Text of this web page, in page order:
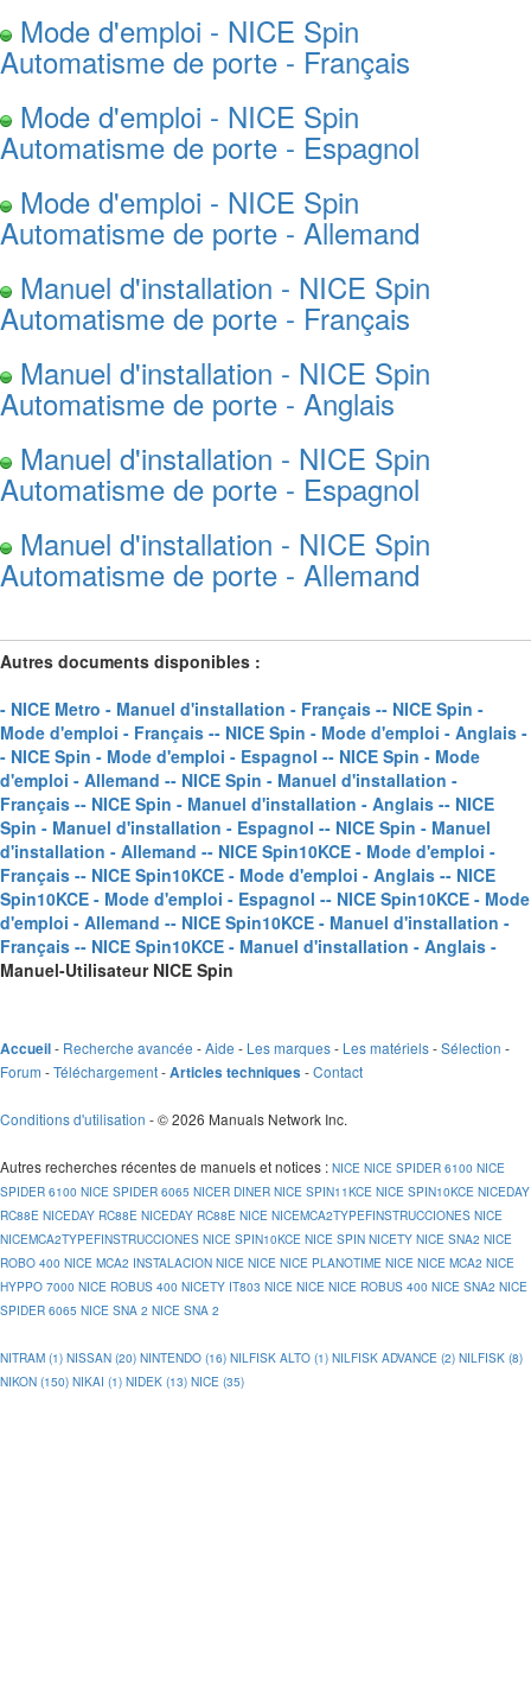
Mode d'emploi - NICE Spin
Automatisme de porte - Français
Mode d'emploi - NICE Spin
Automatisme de porte - Espagnol
Mode d'emploi - NICE Spin
Automatisme de porte - Allemand
Manuel d'installation - NICE Spin
Automatisme de porte - Français
Manuel d'installation - NICE Spin
Automatisme de porte - Anglais
Manuel d'installation - NICE Spin
Automatisme de porte - Espagnol
Manuel d'installation - NICE Spin
Automatisme de porte - Allemand
Autres documents disponibles :
- NICE Metro - Manuel d'installation - Français -- NICE Spin -
Mode d'emploi - Français -- NICE Spin - Mode d'emploi - Anglais -
- NICE Spin - Mode d'emploi - Espagnol -- NICE Spin - Mode
d'emploi - Allemand -- NICE Spin - Manuel d'installation -
Français -- NICE Spin - Manuel d'installation - Anglais -- NICE
Spin - Manuel d'installation - Espagnol -- NICE Spin - Manuel
d'installation - Allemand -- NICE Spin10KCE - Mode d'emploi -
Français -- NICE Spin10KCE - Mode d'emploi - Anglais -- NICE
Spin10KCE - Mode d'emploi - Espagnol -- NICE Spin10KCE - Mode
d'emploi - Allemand -- NICE Spin10KCE - Manuel d'installation -
Français -- NICE Spin10KCE - Manuel d'installation - Anglais -
Manuel-Utilisateur NICE Spin
Accueil- Recherche avancée -Aide - Les marques- Les matériels-Sélection -
Forum -Téléchargement-Articles techniques -Contact
Conditions d'utilisation - © 2026 Manuals Network Inc.
Autres recherches récentes de manuels et notices : NICE NICE SPIDER 6100 NICE
SPIDER 6100 NICE SPIDER 6065 NICER DINER NICE SPIN11KCE NICE SPIN10KCE NICEDAY
RC88E NICEDAY RC88E NICEDAY RC88E NICE NICEMCA2TYPEFINSTRUCCIONES NICE
NICEMCA2TYPEFINSTRUCCIONES NICE SPIN10KCE NICE SPIN NICETY NICE SNA2 NICE
ROBO 400 NICE MCA2 INSTALACION NICE NICE NICE PLANOTIME NICE NICE MCA2 NICE
HYPPO 7000 NICE ROBUS 400 NICETY IT803 NICE NICE NICE ROBUS 400 NICE SNA2 NICE
SPIDER 6065 NICE SNA 2 NICE SNA 2
NITRAM (1) NISSAN (20) NINTENDO (16) NILFISK ALTO (1) NILFISK ADVANCE (2) NILFISK (8)
NIKON (150) NIKAI (1) NIDEK (13) NICE (35)